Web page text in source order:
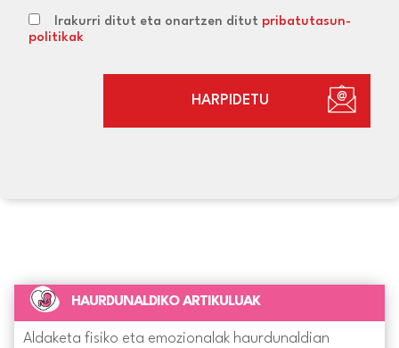
Irakurri ditut eta onartzen ditut pribatutasun-
politikak
HARPIDETU
HAURDUNALDIKO ARTIKULUAK
Aldaketa fisiko eta emozionalak haurdunaldian